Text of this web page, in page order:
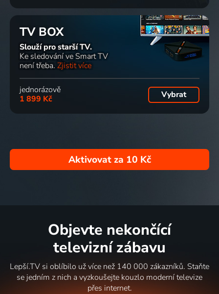
TV BOX
Slouží pro starší TV.
Ke sledování ve Smart TV
není třeba. Zjistit více
jednorázově
1 899 Kč
Vybrat
Aktivovat za 10 Kč
Objevte nekončící
televizní zábavu
Lepší.TV si oblíbilo už více než 140 000 zákazníků. Staňte
se jedním z nich a vyzkoušejte kouzlo moderní televize
přes internet.